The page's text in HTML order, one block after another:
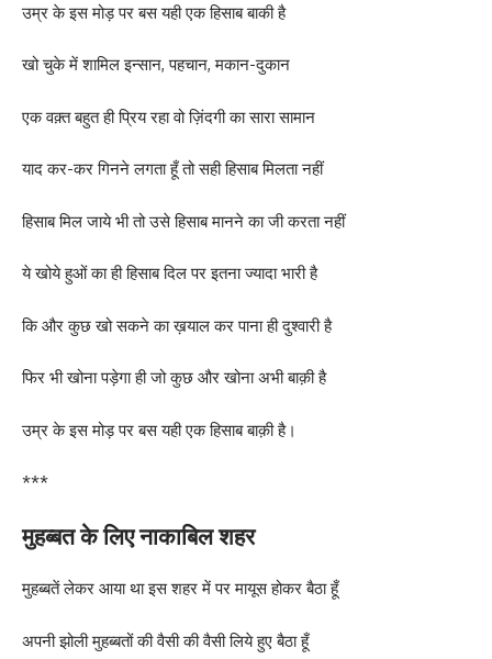
उम्र के इस मोड़ पर बस यही एक हिसाब बाकी है
खो चुके में शामिल इन्सान, पहचान, मकान-दुकान
एक वक़्त बहुत ही प्रिय रहा वो ज़िंदगी का सारा सामान
याद कर-कर गिनने लगता हूँ तो सही हिसाब मिलता नहीं
हिसाब मिल जाये भी तो उसे हिसाब मानने का जी करता नहीं
ये खोये हुओं का ही हिसाब दिल पर इतना ज्यादा भारी है
कि और कुछ खो सकने का ख़याल कर पाना ही दुश्वारी है
फिर भी खोना पड़ेगा ही जो कुछ और खोना अभी बाक़ी है
उम्र के इस मोड़ पर बस यही एक हिसाब बाक़ी है।
***
मुहब्बत के लिए नाकाबिल शहर
मुहब्बतें लेकर आया था इस शहर में पर मायूस होकर बैठा हूँ
अपनी झोली मुहब्बतों की वैसी की वैसी लिये हुए बैठा हूँ